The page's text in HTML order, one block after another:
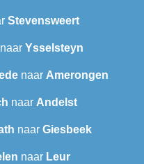
Stevensweert
naar Ysselsteyn
naar Amerongen
naar Andelst
naar Giesbeek
naar Leur